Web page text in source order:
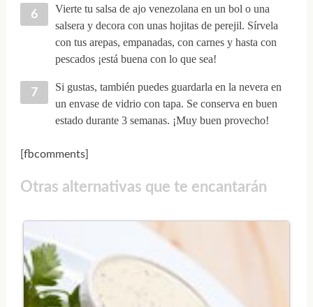
Vierte tu salsa de ajo venezolana en un bol o una
salsera y decora con unas hojitas de perejil. Sírvela
con tus arepas, empanadas, con carnes y hasta con
pescados ¡está buena con lo que sea!
Si gustas, también puedes guardarla en la nevera en
un envase de vidrio con tapa. Se conserva en buen
estado durante 3 semanas. ¡Muy buen provecho!
[fbcomments]
Otras alternativas que te encantarán